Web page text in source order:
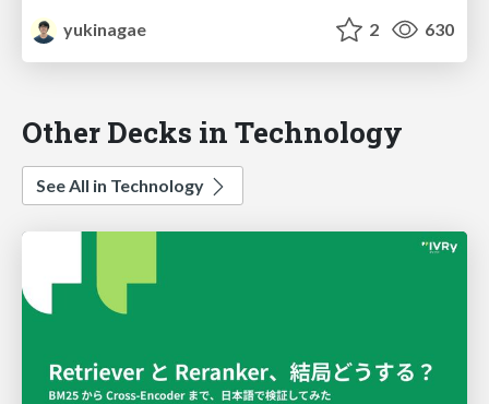
yukinagae
2 630
Other Decks in Technology
See All in Technology